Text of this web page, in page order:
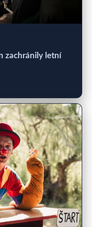
zachránily letní